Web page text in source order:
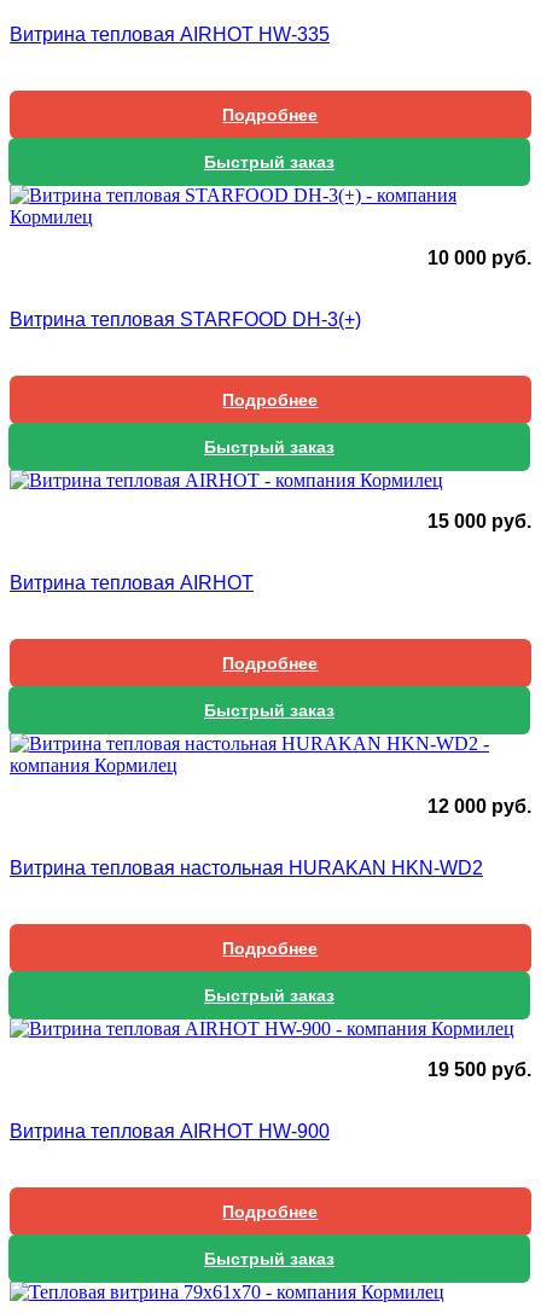
Витрина тепловая AIRHOT HW-335
Подробнее
Быстрый заказ
10 000 руб.
Витрина тепловая STARFOOD DH-3(+)
Подробнее
Быстрый заказ
15 000 руб.
Витрина тепловая AIRHOT
Подробнее
Быстрый заказ
12 000 руб.
Витрина тепловая настольная HURAKAN HKN-WD2
Подробнее
Быстрый заказ
19 500 руб.
Витрина тепловая AIRHOT HW-900
Подробнее
Быстрый заказ